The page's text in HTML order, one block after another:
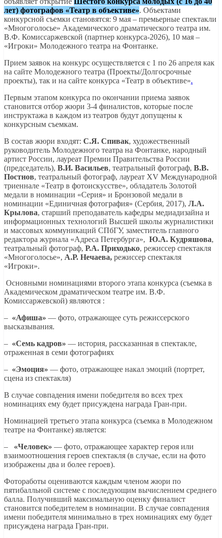
лет) фотографов «Театр в объективе». Объектами
конкурсной съемки становятся: 9 мая – премьерные спектакли
«Многоголосье» Академического драматического театра им.
В.Ф. Комиссаржевской (партнер конкурса-2026), 10 мая –
«Игроки» Молодежного театра на Фонтанке.
Прием заявок на конкурс осуществляется с 1 по 26 апреля как
на сайте Молодежного театра (Проекты/Долгосрочные
проекты), так и на сайте конкурса «Театр в объективе».
Первым этапом конкурса по окончании приема заявок
становится отбор жюри 3-4 финалистов, которые после
инструктажа в каждом из театров будут допущены к
конкурсным съемкам.
В состав жюри входят: С.Я. Спивак, художественный
руководитель Молодежного театра на Фонтанке, народный
артист России, лауреат Премии Правительства России
(председатель), В.И. Васильев, театральный фотограф, В.В.
Постнов, театральный фотограф, лауреат XV Международной
триеннале «Театр в фотоискусстве», обладатель Золотой
медали в номинации «Серия» и Бронзовой медали в
номинации «Единичная фотография» (Сербия, 2017), Л.А.
Крылова, старший преподаватель кафедры медиадизайна и
информационных технологий Высшей школы журналистики
и массовых коммуникаций СПбГУ, заместитель главного
редактора журнала «Адреса Петербурга», Ю.А. Кудряшова,
театральный фотограф, Р.А. Приходько, режиссер спектакля
«Многоголосье», А.Р. Нечаева, режиссер спектакля
«Игроки».
Основными номинациями второго этапа конкурса (съемка в
Академическом драматическом театре им. В.Ф.
Комиссаржевской) являются :
– «Афиша» — фото, отражающее суть режиссерского
высказывания.
– «Семь кадров» — история, рассказанная в спектакле,
отраженная в семи фотографиях
– «Эмоция» — фото, отражающее накал эмоций (портрет,
сцена из спектакля)
В случае совпадения имени победителя во всех трех
номинациях ему будет присуждена награда Гран-при.
Номинацией третьего этапа конкурса (съемка в Молодежном
театре на Фонтанке) является:
– «Человек» — фото, отражающее характер героя или
взаимоотношения героев спектакля (в случае, если на фото
изображены два и более героев).
Фотоработы оцениваются каждым членом жюри по
пятибалльной системе с последующим вычислением среднего
балла. Получивший максимальную оценку финалист
становится победителем в номинации. В случае совпадения
имени победителя минимально в трех номинациях ему будет
присуждена награда Гран-при.